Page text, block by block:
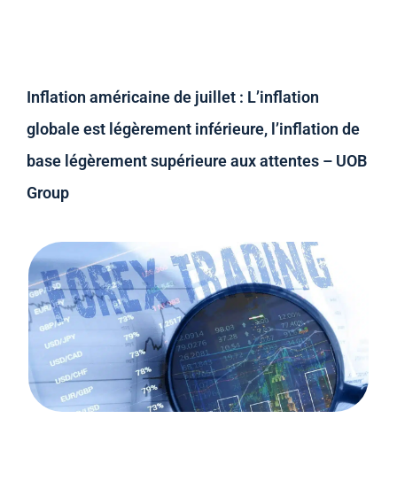
Inflation américaine de juillet : L’inflation
globale est légèrement inférieure, l’inflation de
base légèrement supérieure aux attentes – UOB
Group